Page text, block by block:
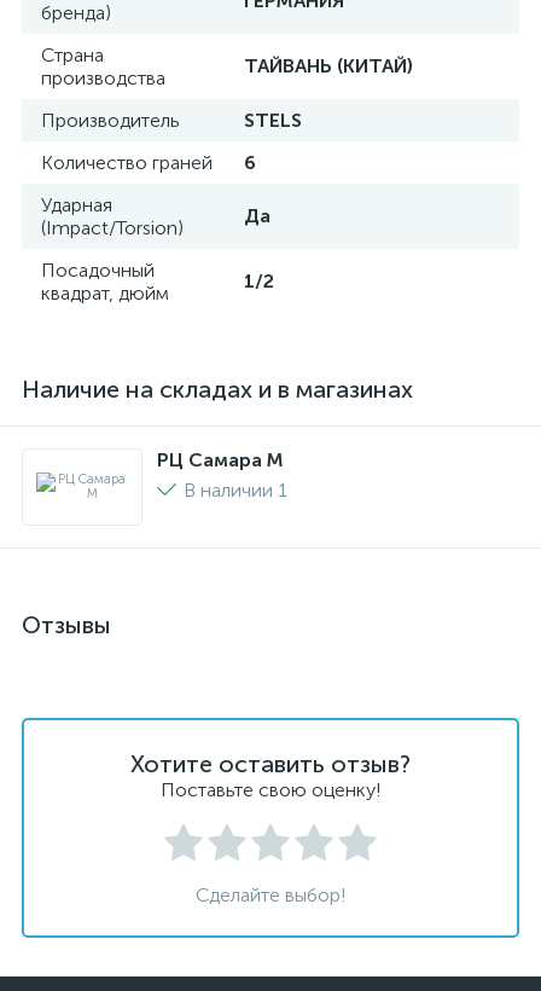
бренда)
Страна
производства
ТАЙВАНЬ (КИТАЙ)
Производитель
STELS
Количество граней
6
Ударная
(Impact/Torsion)
Да
Посадочный
квадрат, дюйм
1/2
Наличие на складах и в магазинах
РЦ Самара M
В наличии 1
Отзывы
Хотите оставить отзыв?
Поставьте свою оценку!
Сделайте выбор!